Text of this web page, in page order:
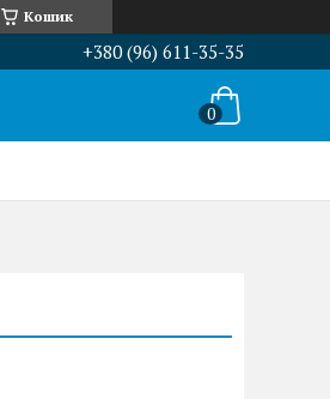
Кошик
+380 (96) 611-35-35